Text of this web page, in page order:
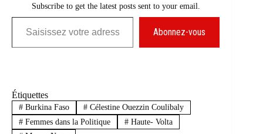
Subscribe to get the latest posts sent to your email.
Saisissez votre adresse e-mail…
Abonnez-vous
Étiquettes
#Burkina Faso #Célestine Ouezzin Coulibaly
#Femmes dans la Politique #Haute- Volta